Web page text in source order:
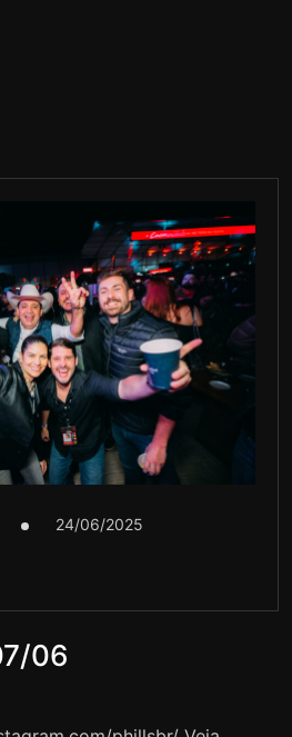
24/06/2025
06